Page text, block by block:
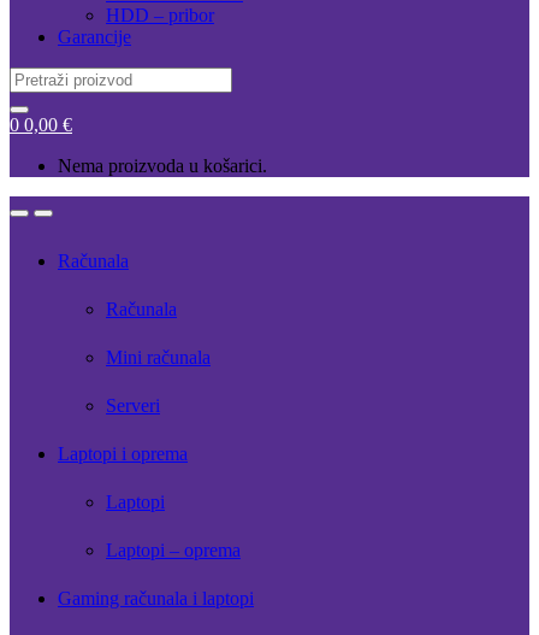
HDD – pribor
Garancije
Search
for:
0 0,00 €
Nema proizvoda u košarici.
OpenClose
Računala
Računala
Mini računala
Serveri
Laptopi i oprema
Laptopi
Laptopi – oprema
Gaming računala i laptopi